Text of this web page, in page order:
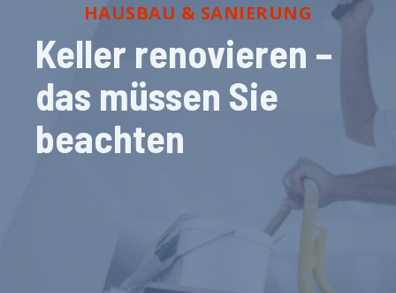
HAUSBAU & SANIERUNG
Keller renovieren –
das müssen Sie
beachten